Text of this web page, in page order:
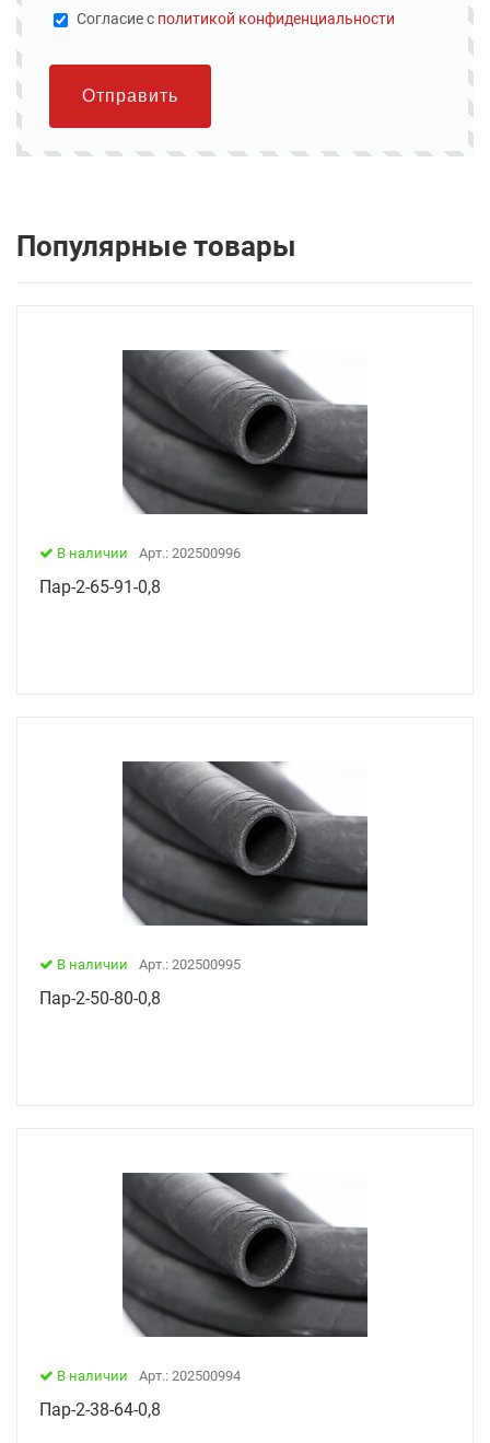
Cогласие с политикой конфиденциальности
Отправить
Популярные товары
В наличии Арт.: 202500996
Пар-2-65-91-0,8
В наличии Арт.: 202500995
Пар-2-50-80-0,8
В наличии Арт.: 202500994
Пар-2-38-64-0,8